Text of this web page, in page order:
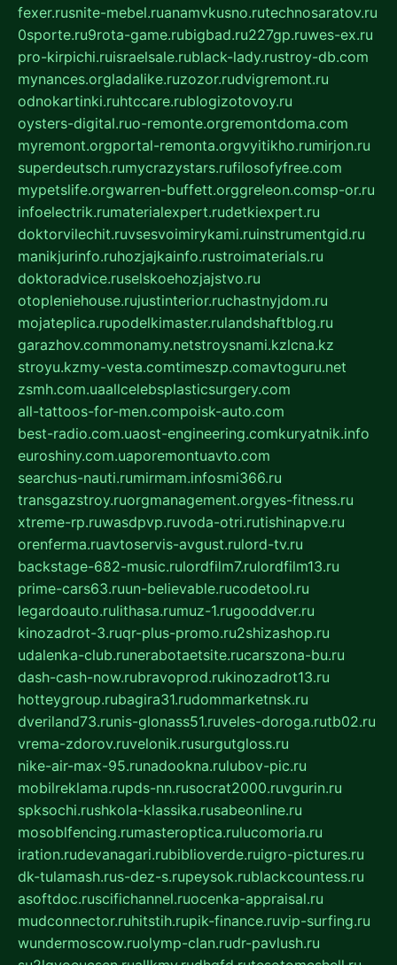
fexer.rusnite-mebel.ruanamvkusno.rutechnosaratov.ru
0sporte.ru9rota-game.rubigbad.ru227gp.ruwes-ex.ru
pro-kirpichi.ruisraelsale.rublack-lady.rustroy-db.com
mynances.orgladalike.ruzozor.rudvigremont.ru
odnokartinki.ruhtccare.rublogizotovoy.ru
oysters-digital.ruo-remonte.orgremontdoma.com
myremont.orgportal-remonta.orgvyitikho.rumirjon.ru
superdeutsch.rumycrazystars.rufilosofyfree.com
mypetslife.orgwarren-buffett.orggreleon.comsp-or.ru
infoelectrik.rumaterialexpert.rudetkiexpert.ru
doktorvilechit.ruvsesvoimirykami.ruinstrumentgid.ru
manikjurinfo.ruhozjajkainfo.rustroimaterials.ru
doktoradvice.ruselskoehozjajstvo.ru
otopleniehouse.rujustinterior.ruchastnyjdom.ru
mojateplica.rupodelkimaster.rulandshaftblog.ru
garazhov.commonamy.netstroysnami.kzlcna.kz
stroyu.kzmy-vesta.comtimeszp.comavtoguru.net
zsmh.com.uaallcelebsplasticsurgery.com
all-tattoos-for-men.compoisk-auto.com
best-radio.com.uaost-engineering.comkuryatnik.info
euroshiny.com.uaporemontuavto.com
searchus-nauti.rumirmam.infosmi366.ru
transgazstroy.ruorgmanagement.orgyes-fitness.ru
xtreme-rp.ruwasdpvp.ruvoda-otri.rutishinapve.ru
orenferma.ruavtoservis-avgust.rulord-tv.ru
backstage-682-music.rulordfilm7.rulordfilm13.ru
prime-cars63.ruun-believable.rucodetool.ru
legardoauto.rulithasa.rumuz-1.rugooddver.ru
kinozadrot-3.ruqr-plus-promo.ru2shizashop.ru
udalenka-club.runerabotaetsite.rucarszona-bu.ru
dash-cash-now.rubravoprod.rukinozadrot13.ru
hotteygroup.rubagira31.rudommarketnsk.ru
dveriland73.runis-glonass51.ruveles-doroga.rutb02.ru
vrema-zdorov.ruvelonik.rusurgutgloss.ru
nike-air-max-95.runadookna.rulubov-pic.ru
mobilreklama.rupds-nn.rusocrat2000.ruvgurin.ru
spksochi.rushkola-klassika.rusabeonline.ru
mosoblfencing.rumasteroptica.rulucomoria.ru
iration.rudevanagari.rubiblioverde.ruigro-pictures.ru
dk-tulamash.rus-dez-s.rupeysok.rublackcountess.ru
asoftdoc.ruscifichannel.ruocenka-appraisal.ru
mudconnector.ruhitstih.rupik-finance.ruvip-surfing.ru
wundermoscow.ruolymp-clan.rudr-pavlush.ru